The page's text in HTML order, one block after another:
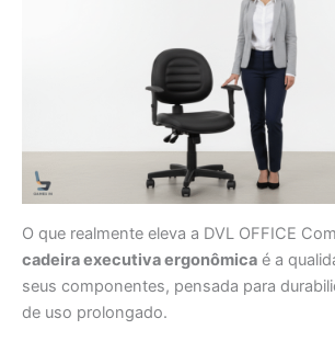
O que realmente eleva a DVL OFFICE
cadeira executiva ergonômica é a
seus componentes, pensada para
de uso prolongado.